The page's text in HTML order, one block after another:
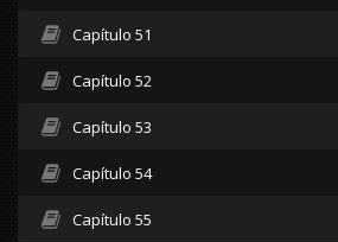
Capítulo 51
Capítulo 52
Capítulo 53
Capítulo 54
Capítulo 55